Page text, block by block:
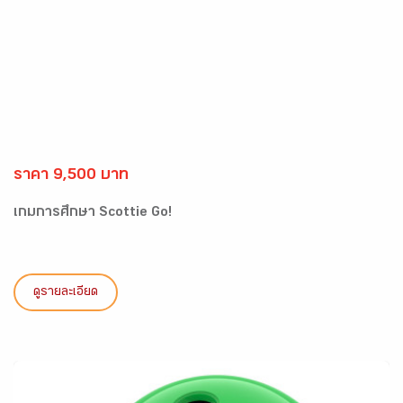
ราคา 9,500 บาท
เกมการศึกษา Scottie Go!
ดูรายละเอียด